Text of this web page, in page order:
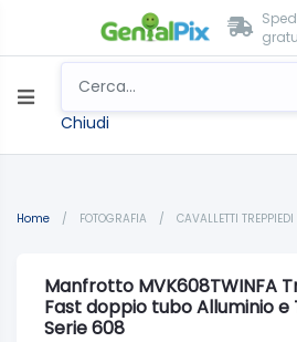
Chiudi
Home / FOTOGRAFIA / CAVALLETTI TREPPIEDI
Manfrotto MVK608TWINFA
Fast doppio tubo Alluminio
Serie 608